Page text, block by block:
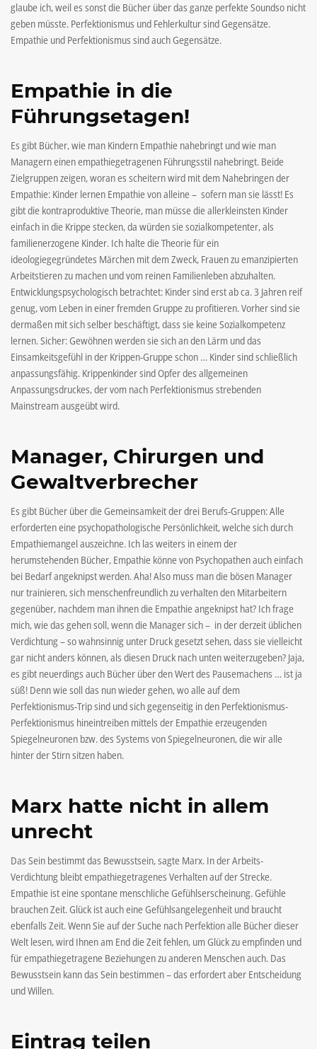
glaube ich, weil es sonst die Bücher über das ganze perfekte Soundso nicht
geben müsste. Perfektionismus und Fehlerkultur sind Gegensätze.
Empathie und Perfektionismus sind auch Gegensätze.
Empathie in die
Führungsetagen!
Es gibt Bücher, wie man Kindern Empathie nahebringt und wie man
Managern einen empathiegetragenen Führungsstil nahebringt. Beide
Zielgruppen zeigen, woran es scheitern wird mit dem Nahebringen der
Empathie: Kinder lernen Empathie von alleine – sofern man sie lässt! Es
gibt die kontraproduktive Theorie, man müsse die allerkleinsten Kinder
einfach in die Krippe stecken, da würden sie sozialkompetenter, als
familienerzogene Kinder. Ich halte die Theorie für ein
ideologiegegründetes Märchen mit dem Zweck, Frauen zu emanzipierten
Arbeitstieren zu machen und vom reinen Familienleben abzuhalten.
Entwicklungspsychologisch betrachtet: Kinder sind erst ab ca. 3 Jahren reif
genug, vom Leben in einer fremden Gruppe zu profitieren. Vorher sind sie
dermaßen mit sich selber beschäftigt, dass sie keine Sozialkompetenz
lernen. Sicher: Gewöhnen werden sie sich an den Lärm und das
Einsamkeitsgefühl in der Krippen-Gruppe schon … Kinder sind schließlich
anpassungsfähig. Krippenkinder sind Opfer des allgemeinen
Anpassungsdruckes, der vom nach Perfektionismus strebenden
Mainstream ausgeübt wird.
Manager, Chirurgen und
Gewaltverbrecher
Es gibt Bücher über die Gemeinsamkeit der drei Berufs-Gruppen: Alle
erforderten eine psychopathologische Persönlichkeit, welche sich durch
Empathiemangel auszeichne. Ich las weiters in einem der
herumstehenden Bücher, Empathie könne von Psychopathen auch einfach
bei Bedarf angeknipst werden. Aha! Also muss man die bösen Manager
nur trainieren, sich menschenfreundlich zu verhalten den Mitarbeitern
gegenüber, nachdem man ihnen die Empathie angeknipst hat? Ich frage
mich, wie das gehen soll, wenn die Manager sich – in der derzeit üblichen
Verdichtung – so wahnsinnig unter Druck gesetzt sehen, dass sie vielleicht
gar nicht anders können, als diesen Druck nach unten weiterzugeben? Jaja,
es gibt neuerdings auch Bücher über den Wert des Pausemachens … ist ja
süß! Denn wie soll das nun wieder gehen, wo alle auf dem
Perfektionismus-Trip sind und sich gegenseitig in den Perfektionismus-
Perfektionismus hineintreiben mittels der Empathie erzeugenden
Spiegelneuronen bzw. des Systems von Spiegelneuronen, die wir alle
hinter der Stirn sitzen haben.
Marx hatte nicht in allem
unrecht
Das Sein bestimmt das Bewusstsein, sagte Marx. In der Arbeits-
Verdichtung bleibt empathiegetragenes Verhalten auf der Strecke.
Empathie ist eine spontane menschliche Gefühlserscheinung. Gefühle
brauchen Zeit. Glück ist auch eine Gefühlsangelegenheit und braucht
ebenfalls Zeit. Wenn Sie auf der Suche nach Perfektion alle Bücher dieser
Welt lesen, wird Ihnen am End die Zeit fehlen, um Glück zu empfinden und
für empathiegetragene Beziehungen zu anderen Menschen auch. Das
Bewusstsein kann das Sein bestimmen – das erfordert aber Entscheidung
und Willen.
Eintrag teilen